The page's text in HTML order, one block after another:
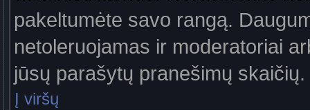
pakeltumėte savo rangą.
netoleruojamas ir moderatoriai
jūsų parašytų pranešimų skaičių.
Į viršų